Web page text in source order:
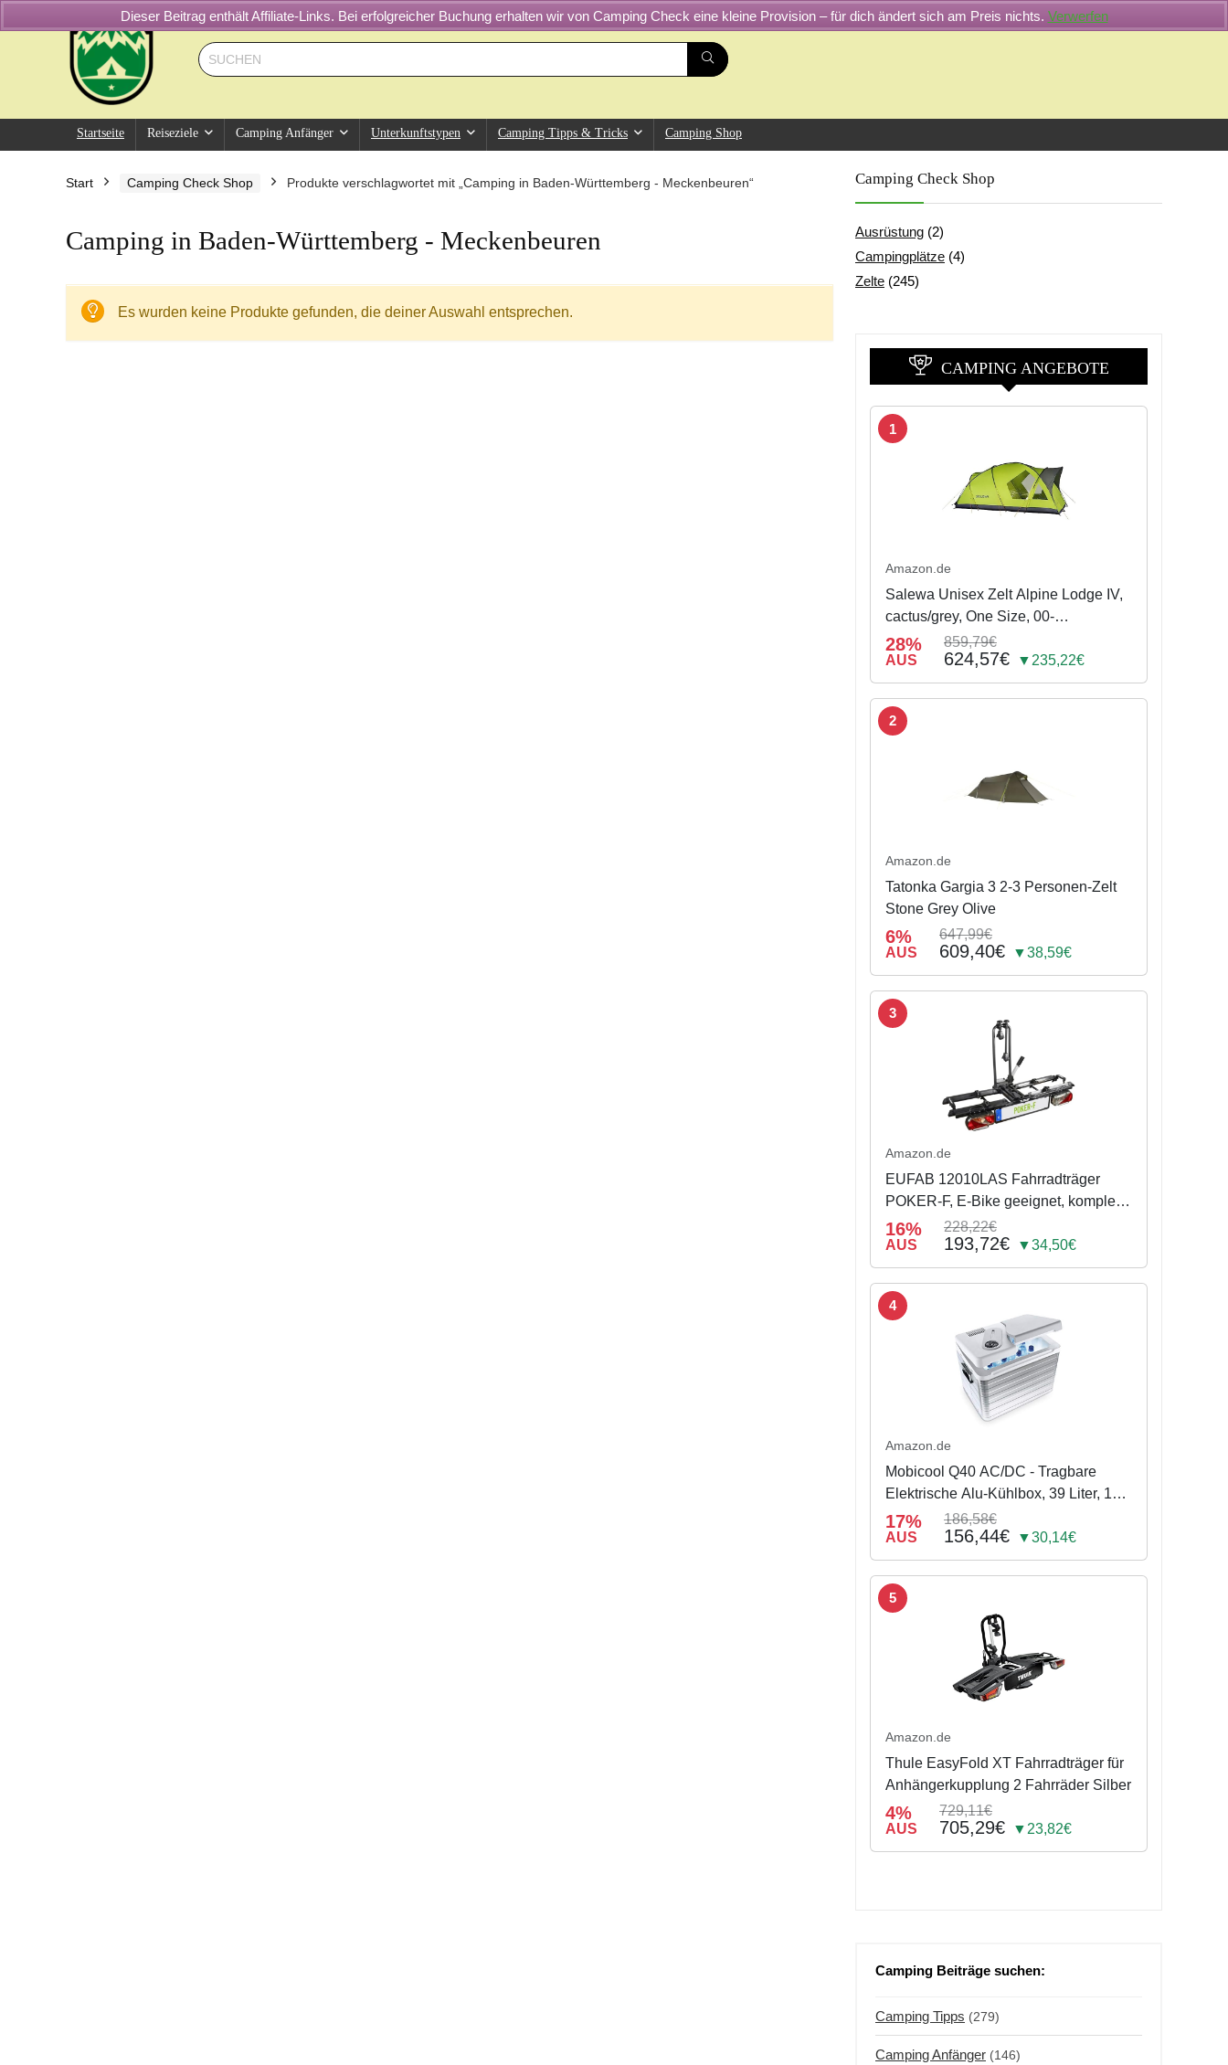
Dieser Beitrag enthält Affiliate-Links. Bei erfolgreicher Buchung erhalten wir von Camping Check eine kleine Provision – für dich ändert sich am Preis nichts. Verwerfen
Startseite Reiseziele Camping Anfänger Unterkunftstypen Camping Tipps & Tricks Camping Shop
Start Camping Check Shop Produkte verschlagwortet mit „Camping in Baden-Württemberg - Meckenbeuren“
Camping in Baden-Württemberg - Meckenbeuren
Es wurden keine Produkte gefunden, die deiner Auswahl entsprechen.
Camping Check Shop
Ausrüstung (2)
Campingplätze (4)
Zelte (245)
CAMPING ANGEBOTE
1
Amazon.de
Salewa Unisex Zelt Alpine Lodge IV,
cactus/grey, One Size, 00-
0000005600
28%
AUS
859,79€
624,57€ ▼235,22€
2
Amazon.de
Tatonka Gargia 3 2-3 Personen-Zelt
Stone Grey Olive
6%
AUS
647,99€
609,40€ ▼38,59€
3
Amazon.de
EUFAB 12010LAS Fahrradträger
POKER-F, E-Bike geeignet, komplett
vormontiert, Diebstahlschutz, für 2
Fahrräder, für Anhängerkupplung,
Schwarz, 142 x 70 x 58 cm
16%
AUS
228,22€
193,72€ ▼34,50€
4
Amazon.de
Mobicool Q40 AC/DC - Tragbare
Elektrische Alu-Kühlbox, 39 Liter, 12
V und 230 V für Auto, Lkw, Boot,
Reisemobil und Steckdose,
Aluminium-Gehäuse
17%
AUS
186,58€
156,44€ ▼30,14€
5
Amazon.de
Thule EasyFold XT Fahrradträger für
Anhängerkupplung 2 Fahrräder Silber
4%
AUS
729,11€
705,29€ ▼23,82€
Camping Beiträge suchen:
Camping Tipps (279)
Camping Anfänger (146)